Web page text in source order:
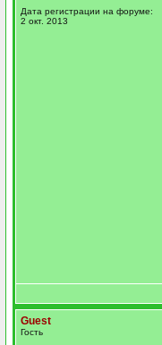
Дата регистрации на форуме:
2 окт. 2013
Guest
Гость